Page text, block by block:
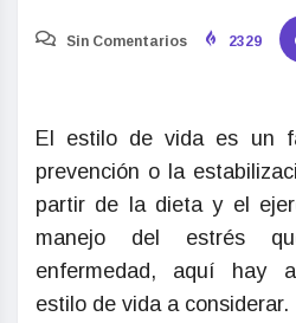
Sin Comentarios 2329
El estilo de vida es un
prevención o la
partir de la dieta y el
manejo del estrés
enfermedad, aquí hay
estilo de vida a considerar.